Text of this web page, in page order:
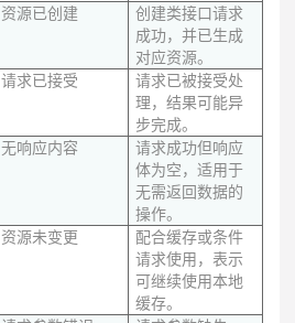
资源已创建
创建类接口请求
成功，并已生成
对应资源。
请求已接受
请求已被接受处
理，结果可能异
步完成。
无响应内容
请求成功但响应
体为空，适用于
无需返回数据的
操作。
资源未变更
配合缓存或条件
请求使用，表示
可继续使用本地
缓存。